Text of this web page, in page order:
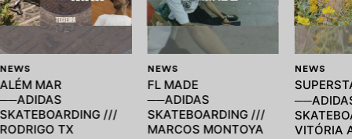
NEWS
ALÉM MAR
──ADIDAS
SKATEBOARDING ///
RODRIGO TX
NEWS
FL MADE
──ADIDAS
SKATEBOARDING ///
MARCOS MONTOYA
NEWS
VITÓRIA